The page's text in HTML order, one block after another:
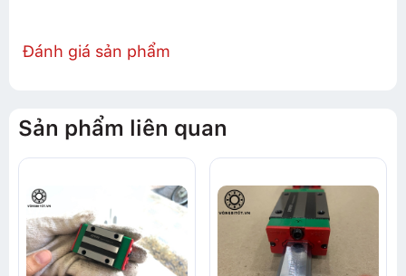
Đánh giá sản phẩm
Sản phẩm liên quan